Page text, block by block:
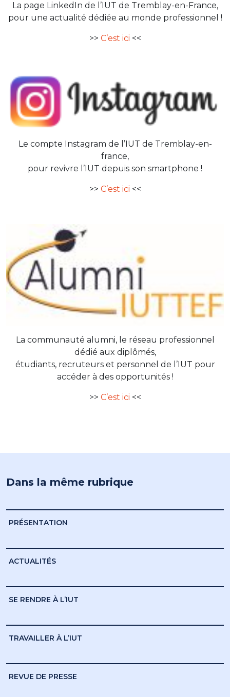
La page LinkedIn de l’IUT de Tremblay-en-France,
pour une actualité dédiée au monde professionnel !
>> C’est ici <<
Le compte Instagram de l’IUT de Tremblay-en-
france,
pour revivre l’IUT depuis son smartphone !
>> C’est ici <<
La communauté alumni, le réseau professionnel
dédié aux diplômés,
étudiants, recruteurs et personnel de l’IUT pour
accéder à des opportunités !
>> C’est ici <<
Dans la même rubrique
PRÉSENTATION
ACTUALITÉS
SE RENDRE À L’IUT
TRAVAILLER À L’IUT
REVUE DE PRESSE